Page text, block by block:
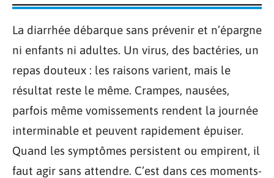
La diarrhée débarque sans prévenir et n’épargne
ni enfants ni adultes. Un virus, des bactéries, un
repas douteux : les raisons varient, mais le
résultat reste le même. Crampes, nausées,
parfois même vomissements rendent la journée
interminable et peuvent rapidement épuiser.
Quand les symptômes persistent ou empirent, il
faut agir sans attendre. C’est dans ces moments-